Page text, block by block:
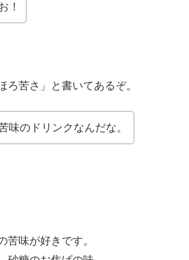
！
ろ苦さ」と書いてあるぞ。
味のドリンクなんだな。
苦味が好きです。